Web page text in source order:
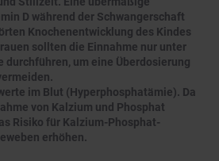
D während der Schwangerschaft
Knochenentwicklung des Kindes
sollten die Einnahme nur unter
durchführen, um eine Überdosierung
im Blut (Hyperphosphatämie). Da
von Kalzium und Phosphat
Risiko für Kalzium-Phosphat-
erhöhen.